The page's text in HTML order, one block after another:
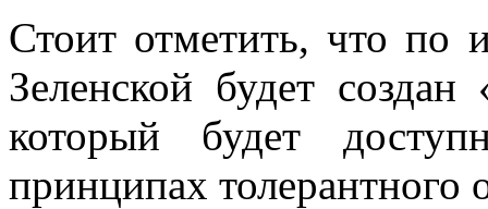
Стоит отметить, что по
Зеленской будет создан
который будет
принципах толерантного